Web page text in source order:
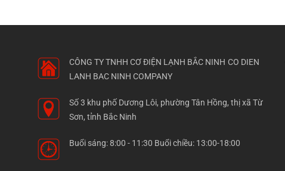
CÔNG TY TNHH CƠ ĐIỆN LẠNH BẮC NINH CO DIEN
LANH BAC NINH COMPANY
Số 3 khu phố Dương Lôi, phường Tân Hồng, thị xã Từ
Sơn, tỉnh Bắc Ninh
Buổi sáng: 8:00 - 11:30 Buổi chiều: 13:00-18:00